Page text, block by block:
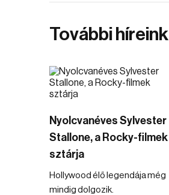
További híreink
Nyolcvanéves Sylvester
Stallone, a Rocky-filmek
sztárja
Hollywood élő legendája még
mindig dolgozik.